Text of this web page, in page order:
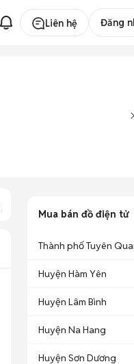
Liên hệ Đăng
Mua bán đồ điện tử
Thành phố Tuyên
Huyện Hàm Yên
Huyện Lâm Bình
Huyện Na Hang
Huyện Sơn Dương